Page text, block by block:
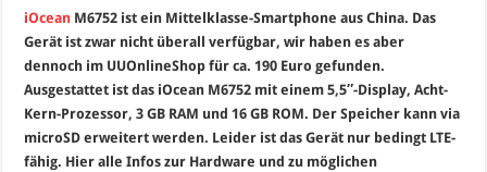
iOcean M6752 ist ein Mittelklasse-Smartphone aus China. Das
Gerät ist zwar nicht überall verfügbar, wir haben es aber
dennoch im UUOnlineShop für ca. 190 Euro gefunden.
Ausgestattet ist das iOcean M6752 mit einem 5,5″-Display, Acht-
Kern-Prozessor, 3 GB RAM und 16 GB ROM. Der Speicher kann via
microSD erweitert werden. Leider ist das Gerät nur bedingt LTE-
fähig. Hier alle Infos zur Hardware und zu möglichen